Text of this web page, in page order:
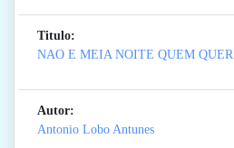
Titulo:
NAO E MEIA NOITE QUEM QUER
Autor:
Antonio Lobo Antunes